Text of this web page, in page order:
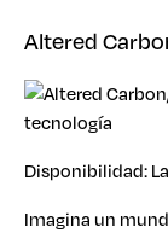
Altered
Disponibilidad:
Imagina un